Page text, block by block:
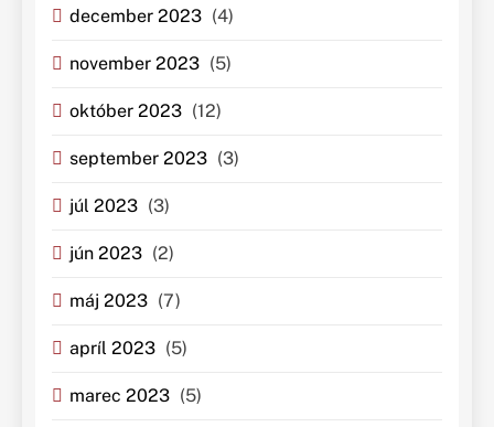
december 2023 (4)
november 2023 (5)
október 2023 (12)
september 2023 (3)
júl 2023 (3)
jún 2023 (2)
máj 2023 (7)
apríl 2023 (5)
marec 2023 (5)